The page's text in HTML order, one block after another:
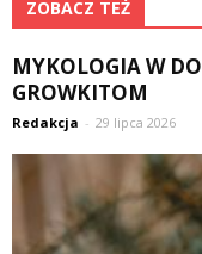
ZOBACZ TEŻ
MYKOLOGIA W
GROWKITOM
Redakcja - 29 lipca 2026